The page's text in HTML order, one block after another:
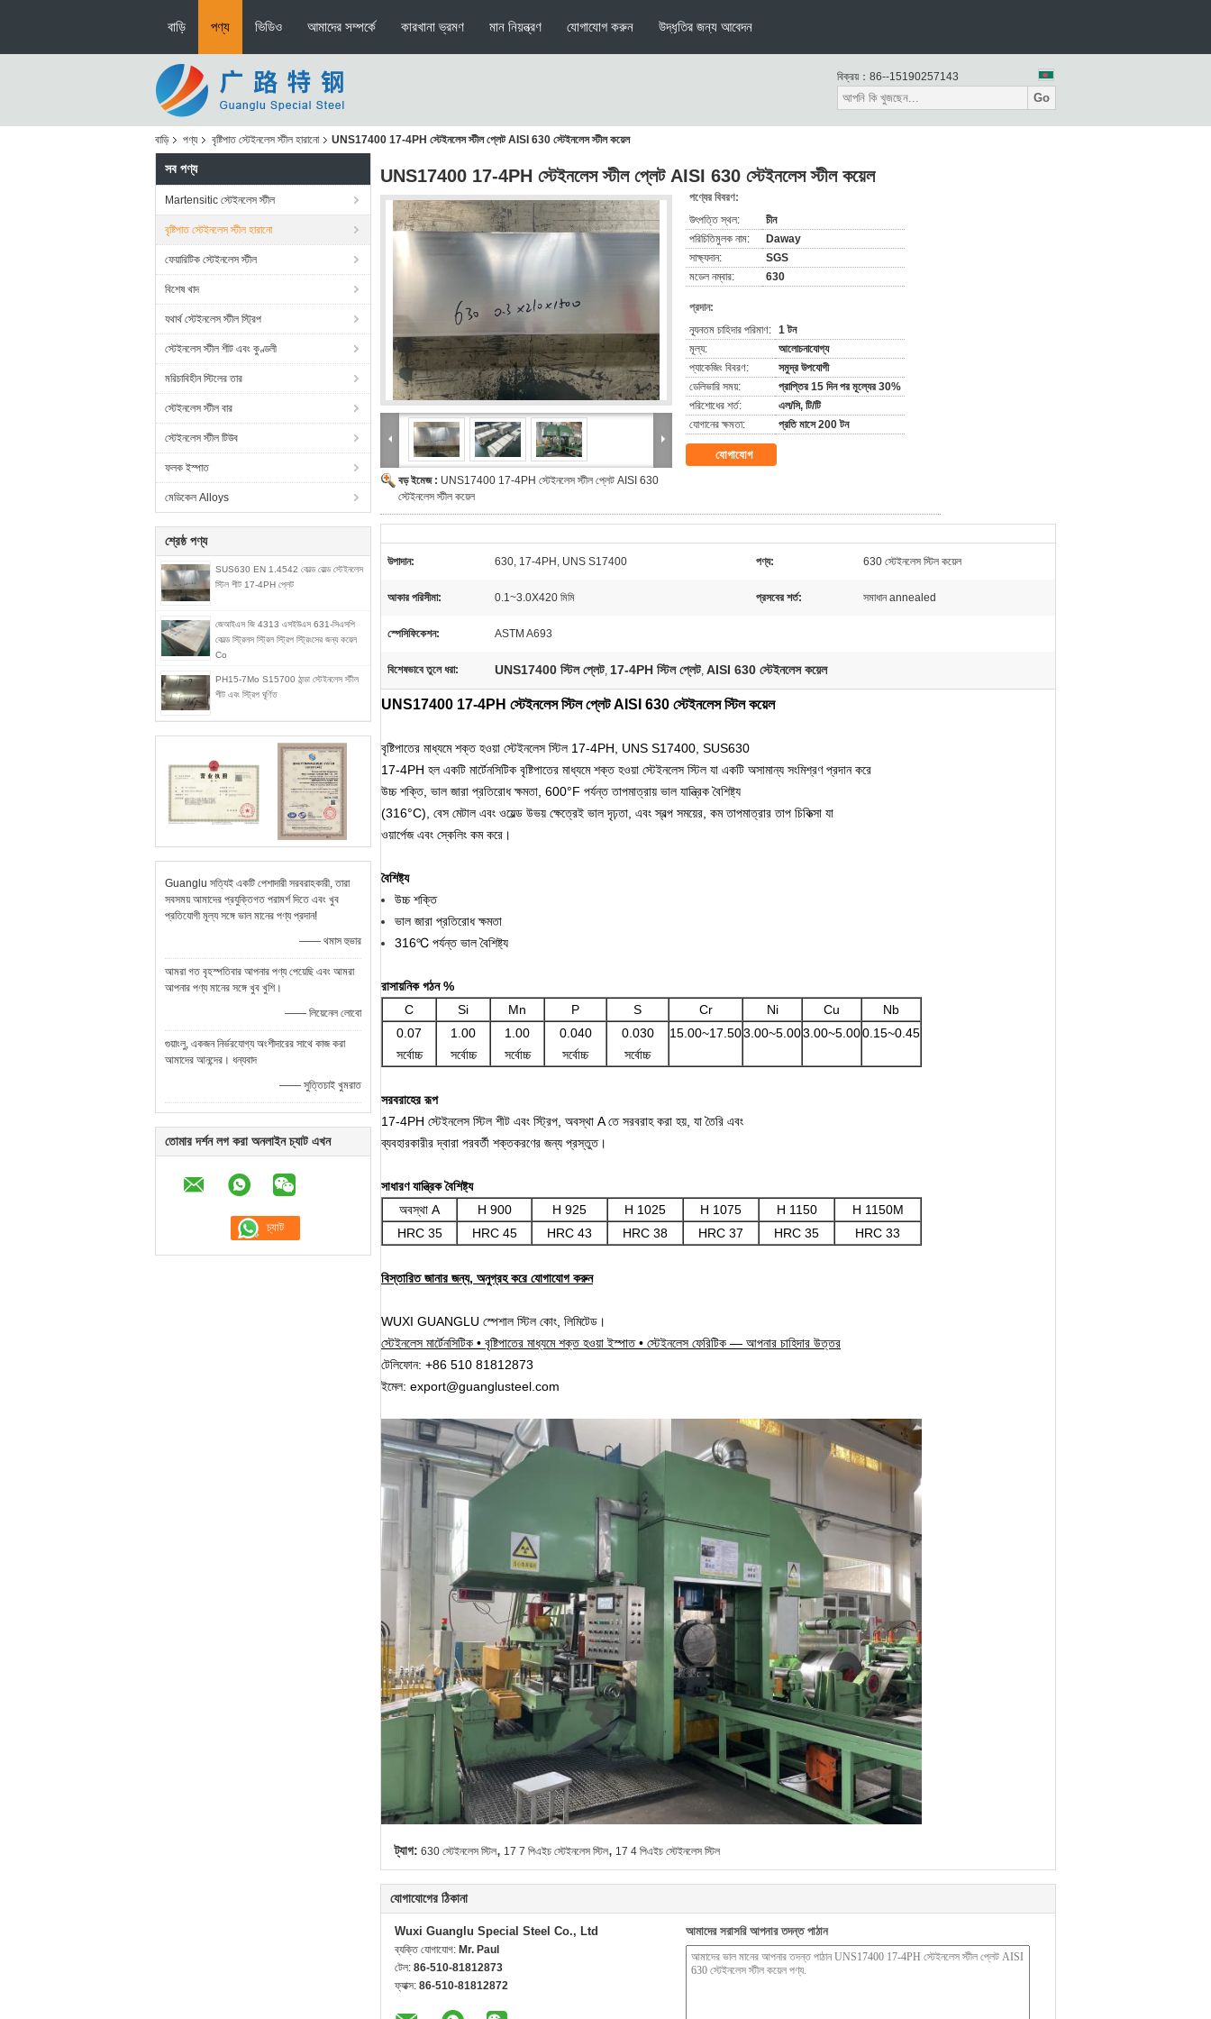
বাড়ি পণ্য ভিডিও আমাদের সম্পর্কে কারখানা ভ্রমণ মান নিয়ন্ত্রণ যোগাযোগ করুন উদ্ধৃতির জন্য আবেদন
বিক্রয়： 86--15190257143
Go
বাড়ি পণ্য বৃষ্টিপাত স্টেইনলেস স্টীল হারানো UNS17400 17-4PH স্টেইনলেস স্টীল প্লেট AISI 630 স্টেইনলেস স্টীল কয়েল
সব পণ্য
Martensitic স্টেইনলেস স্টীল
বৃষ্টিপাত স্টেইনলেস স্টীল হারানো
ফেয়ারিটিক স্টেইনলেস স্টীল
বিশেষ খাদ
যথার্থ স্টেইনলেস স্টীল স্ট্রিপ
স্টেইনলেস স্টীল শীট এবং কুণ্ডলী
মরিচাবিহীন স্টিলের তার
স্টেইনলেস স্টীল বার
স্টেইনলেস স্টীল টিউব
ফলক ইস্পাত
মেডিকেল Alloys
শ্রেষ্ঠ পণ্য
SUS630 EN 1.4542 কোল্ড রোল্ড স্টেইনলেস
স্টিল শীট 17-4PH প্লেট
জেআইএস জি 4313 এসইউএস 631-সিএসপি
কোল্ড স্ট্রিলস স্ট্রিল স্ট্রিপ স্ট্রিংসের জন্য কয়েল
Co
PH15-7Mo S15700 ঠান্ডা স্টেইনলেস স্টীল
শীট এবং স্ট্রিপ ঘূর্ণিত
Guanglu সত্যিই একটি পেশাদারী সরবরাহকারী, তারা
সবসময় আমাদের প্রযুক্তিগত পরামর্শ দিতে এবং খুব
প্রতিযোগী মূল্য সঙ্গে ভাল মানের পণ্য প্রদান!
—— থমাস হুভার
আমরা গত বৃহস্পতিবার আপনার পণ্য পেয়েছি এবং আমরা
আপনার পণ্য মানের সঙ্গে খুব খুশি।
—— লিয়েনেল লোবো
গুয়াংলু, একজন নির্ভরযোগ্য অংশীদারের সাথে কাজ করা
আমাদের আনন্দের। ধন্যবাদ
—— সুত্তিচাই খুমরাত
তোমার দর্শন লগ করা অনলাইন চ্যাট এখন
UNS17400 17-4PH স্টেইনলেস স্টীল প্লেট AISI 630 স্টেইনলেস স্টীল কয়েল
বড় ইমেজ : UNS17400 17-4PH স্টেইনলেস স্টীল প্লেট AISI 630
স্টেইনলেস স্টীল কয়েল
পণ্যের বিবরণ:
উৎপত্তি স্থল:
চীন
পরিচিতিমুলক নাম:
Daway
সাক্ষ্যদান:
SGS
মডেল নম্বার:
630
প্রদান:
ন্যূনতম চাহিদার পরিমাণ: 1 টন
মূল্য:
আলোচনাযোগ্য
প্যাকেজিং বিবরণ:
সমুদ্র উপযোগী
ডেলিভারি সময়:
প্রাপ্তির 15 দিন পর মূল্যের 30%
পরিশোধের শর্ত:
এল/সি, টি/টি
যোগানের ক্ষমতা:
প্রতি মাসে 200 টন
যোগাযোগ
উপাদান: 630, 17-4PH, UNS S17400 পণ্য: 630 স্টেইনলেস স্টিল কয়েল
আকার পরিসীমা: 0.1~3.0X420 মিমি প্রসবের শর্ত: সমাধান annealed
স্পেসিফিকেশন: ASTM A693
বিশেষভাবে তুলে ধরা: UNS17400 স্টিল প্লেট, 17-4PH স্টিল প্লেট, AISI 630 স্টেইনলেস কয়েল
UNS17400 17-4PH স্টেইনলেস স্টিল প্লেট AISI 630 স্টেইনলেস স্টিল কয়েল
বৃষ্টিপাতের মাধ্যমে শক্ত হওয়া স্টেইনলেস স্টিল 17-4PH, UNS S17400, SUS630
17-4PH হল একটি মার্টেনসিটিক বৃষ্টিপাতের মাধ্যমে শক্ত হওয়া স্টেইনলেস স্টিল যা একটি অসামান্য সংমিশ্রণ প্রদান করে
উচ্চ শক্তি, ভাল জারা প্রতিরোধ ক্ষমতা, 600°F পর্যন্ত তাপমাত্রায় ভাল যান্ত্রিক বৈশিষ্ট্য
(316°C), বেস মেটাল এবং ওয়েল্ড উভয় ক্ষেত্রেই ভাল দৃঢ়তা, এবং স্বল্প সময়ের, কম তাপমাত্রার তাপ চিকিত্সা যা
ওয়ার্পেজ এবং স্কেলিং কম করে।
বৈশিষ্ট্য
উচ্চ শক্তি
ভাল জারা প্রতিরোধ ক্ষমতা
316℃ পর্যন্ত ভাল বৈশিষ্ট্য
রাসায়নিক গঠন %
C
Si Mn P S Cr Ni Cu
Nb
0.07
সর্বোচ্চ
1.00
সর্বোচ্চ
1.00
সর্বোচ্চ
0.040
সর্বোচ্চ
0.030
সর্বোচ্চ
15.00~17.503.00~5.003.00~5.000.15~0.45
সরবরাহের রূপ
17-4PH স্টেইনলেস স্টিল শীট এবং স্ট্রিপ, অবস্থা A তে সরবরাহ করা হয়, যা তৈরি এবং
ব্যবহারকারীর দ্বারা পরবর্তী শক্তকরণের জন্য প্রস্তুত।
সাধারণ যান্ত্রিক বৈশিষ্ট্য
অবস্থা A
H 900 H 925 H 1025 H 1075 H 1150
H 1150M
HRC 35
HRC 45 HRC 43 HRC 38 HRC 37 HRC 35 HRC 33
বিস্তারিত জানার জন্য, অনুগ্রহ করে যোগাযোগ করুন
WUXI GUANGLU স্পেশাল স্টিল কোং, লিমিটেড।
স্টেইনলেস মার্টেনসিটিক • বৃষ্টিপাতের মাধ্যমে শক্ত হওয়া ইস্পাত • স্টেইনলেস ফেরিটিক — আপনার চাহিদার উত্তর
টেলিফোন: +86 510 81812873
ইমেল: export@guanglusteel.com
ট্যাগ: 630 স্টেইনলেস স্টিল, 17 7 পিএইচ স্টেইনলেস স্টিল, 17 4 পিএইচ স্টেইনলেস স্টিল
যোগাযোগের ঠিকানা
Wuxi Guanglu Special Steel Co., Ltd
ব্যক্তি যোগাযোগ: Mr. Paul
টেল: 86-510-81812873
ফ্যাক্স: 86-510-81812872
আমাদের সরাসরি আপনার তদন্ত পাঠান